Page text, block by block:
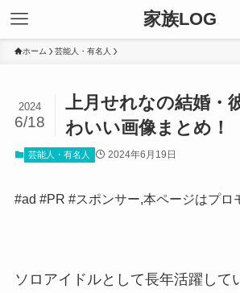
家族LOG
ホーム 芸能人・有名人
上月せれなの結婚・
わいい画像まとめ！
2024
6/18
芸能人・有名人 2024年6月19日
#ad #PR #スポンサー,本ページはプロ
ソロアイドルとして長年活躍して